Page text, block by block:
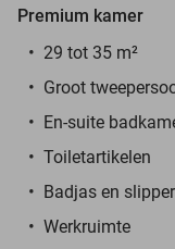
Premium kamer
29 tot 35 m²
Groot
En-suite
Toiletartikelen
Badjas en
Werkruimte